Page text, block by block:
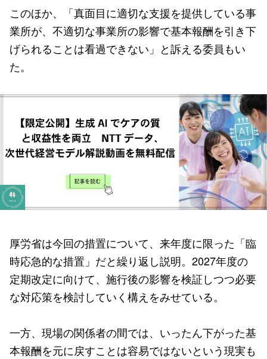
このほか、「真面目に適切な支援を提供している事
業所が、不適切な事業所の影響で基本報酬を引き下
げられることは看過できない」と訴える委員もい
た。
厚労省は今回の措置について、来年度に限った「臨
時応急的な措置」だと繰り返し説明。2027年度の
定期改定に向けて、施行後の影響を検証しつつ必要
な対応策を検討していく構えをみせている。
一方、現場の関係者の間では、いったん下がった基
本報酬を元に戻すことは容易ではないという現実も